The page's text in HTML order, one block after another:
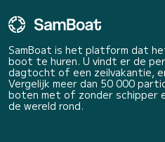
SamBoat is het platform dat
boot te huren. U vindt er de
dagtocht of een zeilvakantie,
Vergelijk meer dan 50 000
boten met of zonder schipper
de wereld rond.